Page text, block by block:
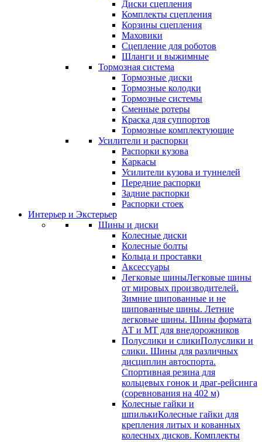
Диски сцепления
Комплекты сцепления
Корзины сцепления
Маховики
Сцепление для роботов
Шланги и выжимные
Тормозная система
Тормозные диски
Тормозные колодки
Тормозные системы
Сменные ротеры
Краска для суппортов
Тормозные комплектующие
Усилители и распорки
Распорки кузова
Каркасы
Усилители кузова и туннелей
Передние распорки
Задние распорки
Распорки стоек
Интерьер и Экстерьер
Шины и диски
Колесные диски
Колесные болты
Кольца и проставки
Аксессуары
Легковые шиныЛегковые шины
от мировых производителей.
Зимние шипованные и не
шипованные шины. Летние
легковые шины. Шины формата
АТ и МТ для внедорожников
Полуслики и сликиПолуслики и
слики. Шины для различных
дисциплин автоспорта.
Спортивная резина для
кольцевых гонок и драг-рейсинга
(соревнования на 402 м)
Колесные гайки и
шпилькиКолесные гайки для
крепления литых и кованных
колесных дисков. Комплекты